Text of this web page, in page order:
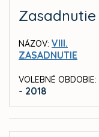
Zasadnutie
NÁZOV: VIII.
ZASADNUTIE
VOLEBNÉ OBDOBIE:
- 2018